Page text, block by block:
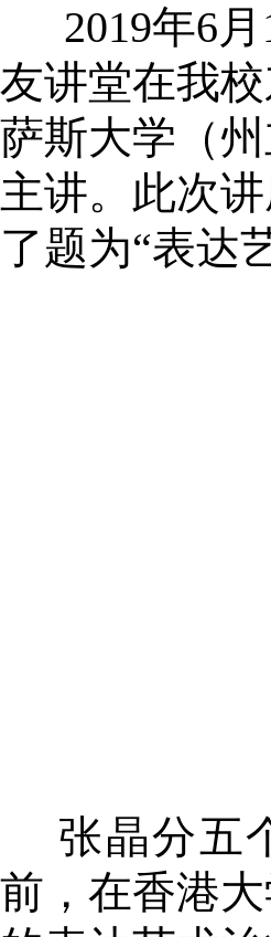
2019年6
友讲堂在我
萨斯大学（
主讲。此次
了题为“表达
张晶分五
前，在香港